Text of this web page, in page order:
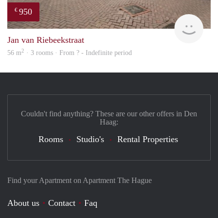
€ 950
Jan van Riebeekstraat
56 m2 · 3 rooms · From ? - Indefinite period
Find your Apartment on Apartment The Hague
About us Contact
Faq
Couldn't find anything? These are our other offers in Den
Haag:
Rooms Studio's Rental Properties